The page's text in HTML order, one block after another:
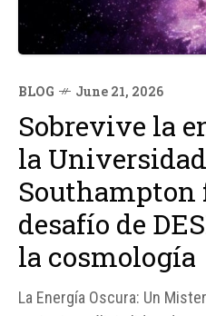
BLOG June 21, 2026
Sobrevive la
la
Southampton
desafío de
la cosmología
La Energía Oscura: Un